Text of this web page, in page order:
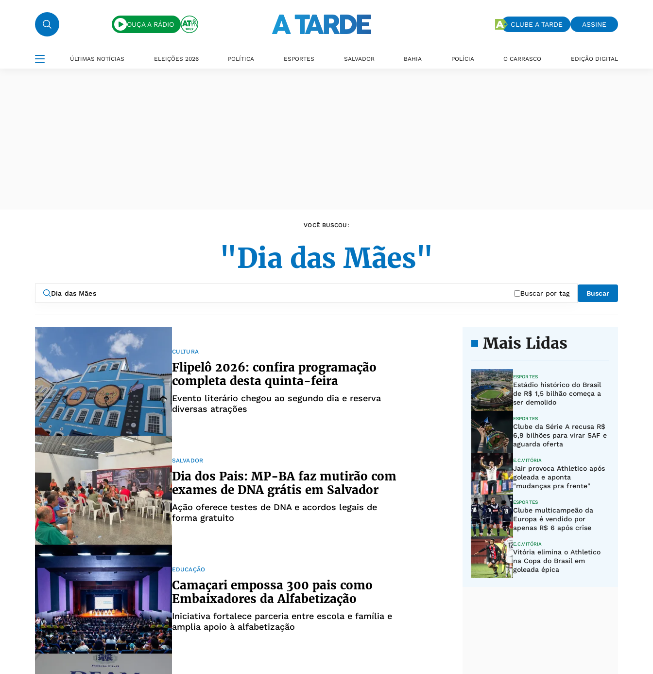
OUÇA A RÁDIO CLUBE A TARDE ASSINE
ÚLTIMAS NOTÍCIAS ELEIÇÕES 2026 POLÍTICA ESPORTES SALVADOR BAHIA POLÍCIA O CARRASCO EDIÇÃO DIGITAL
VOCÊ BUSCOU:
"Dia das Mães"
Buscar por tag Buscar
CULTURA
Flipelô 2026: confira programação
completa desta quinta-feira
Evento literário chegou ao segundo dia e reserva
diversas atrações
SALVADOR
Dia dos Pais: MP-BA faz mutirão com
exames de DNA grátis em Salvador
Ação oferece testes de DNA e acordos legais de
forma gratuito
EDUCAÇÃO
Camaçari empossa 300 pais como
Embaixadores da Alfabetização
Iniciativa fortalece parceria entre escola e família e
amplia apoio à alfabetização
Mais Lidas
ESPORTES
Estádio histórico do Brasil
de R$ 1,5 bilhão começa a
ser demolido
ESPORTES
Clube da Série A recusa R$
6,9 bilhões para virar SAF e
aguarda oferta
E.C.VITÓRIA
Jair provoca Athletico após
goleada e aponta
"mudanças pra frente"
ESPORTES
Clube multicampeão da
Europa é vendido por
apenas R$ 6 após crise
E.C.VITÓRIA
Vitória elimina o Athletico
na Copa do Brasil em
goleada épica